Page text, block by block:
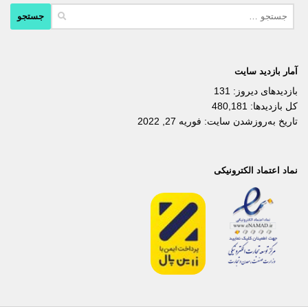
آمار بازدید سایت
بازدیدهای دیروز: 131
کل بازدیدها: 480,181
تاریخ به‌روزشدن سایت: فوریه 27, 2022
نماد اعتماد الکترونیکی